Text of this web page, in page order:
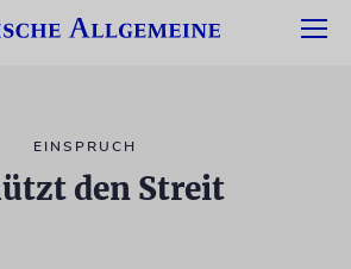
EINSPRUCH
den Streit